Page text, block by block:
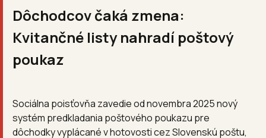
Dôchodcov čaká zmena:
Kvitančné listy nahradí poštový
poukaz
Sociálna poisťovňa zavedie od novembra 2025 nový
systém predkladania poštového poukazu pre
dôchodky vyplácané v hotovosti cez Slovenskú poštu,